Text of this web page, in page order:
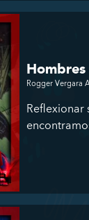
Rogger Vergara
Reflexionar